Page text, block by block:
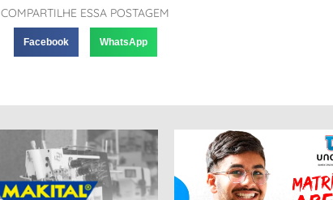
COMPARTILHE ESSA POSTAGEM
Facebook WhatsApp